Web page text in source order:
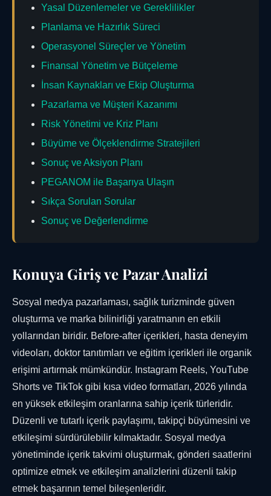
Yasal Düzenlemeler ve Gereklilikler
Planlama ve Hazırlık Süreci
Operasyonel Süreçler ve Yönetim
Finansal Yönetim ve Bütçeleme
İnsan Kaynakları ve Ekip Oluşturma
Pazarlama ve Müşteri Kazanımı
Risk Yönetimi ve Kriz Planı
Büyüme ve Ölçeklendirme Stratejileri
Sonuç ve Aksiyon Planı
PEGANOM ile Başarıya Ulaşın
Sıkça Sorulan Sorular
Sonuç ve Değerlendirme
Konuya Giriş ve Pazar Analizi
Sosyal medya pazarlaması, sağlık turizminde güven
oluşturma ve marka bilinirliği yaratmanın en etkili
yollarından biridir. Before-after içerikleri, hasta deneyim
videoları, doktor tanıtımları ve eğitim içerikleri ile organik
erişimi artırmak mümkündür. Instagram Reels, YouTube
Shorts ve TikTok gibi kısa video formatları, 2026 yılında
en yüksek etkileşim oranlarına sahip içerik türleridir.
Düzenli ve tutarlı içerik paylaşımı, takipçi büyümesini ve
etkileşimi sürdürülebilir kılmaktadır. Sosyal medya
yönetiminde içerik takvimi oluşturmak, gönderi saatlerini
optimize etmek ve etkileşim analizlerini düzenli takip
etmek başarının temel bileşenleridir.